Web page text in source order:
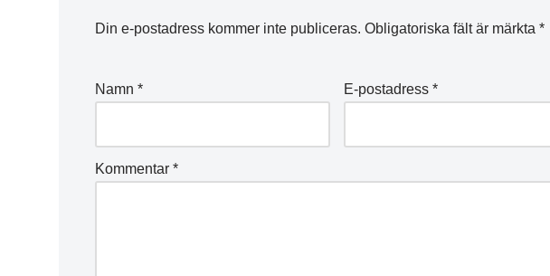
Din e-postadress kommer inte publiceras. Obligatoriska fält är märkta *
Namn * E-postadress *
Kommentar *